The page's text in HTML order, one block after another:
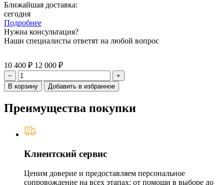
Ближайшая доставка:
сегодня
Подробнее
Нужна консультация?
Наши специалисты ответят на любой вопрос
10 400 ₽ 12 000 ₽
−
+
В корзину
Добавить в избранное
Преимущества покупки
Клиентский сервис
Ценим доверие и предоставляем персональное
сопровождение на всех этапах: от помощи в выборе до